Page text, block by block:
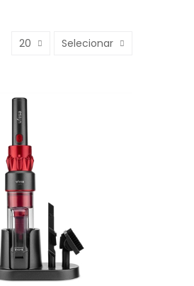
20 Selecionar